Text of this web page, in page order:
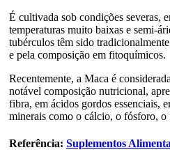
É cultivada sob condições severas,
temperaturas muito baixas e semi-
tubérculos têm sido
e pela composição em fitoquímicos.
Recentemente, a Maca é
notável composição nutricional,
fibra, em ácidos gordos essenciais,
minerais como o cálcio, o fósforo, o
Referência: Suplementos